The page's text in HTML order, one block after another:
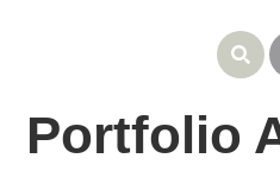
Portfolio